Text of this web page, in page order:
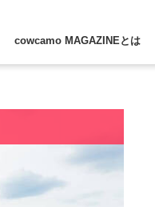
cowcamo MAGAZINEとは